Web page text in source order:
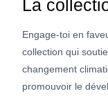
La
Engage-toi en
collection qui
changement
promouvoir le